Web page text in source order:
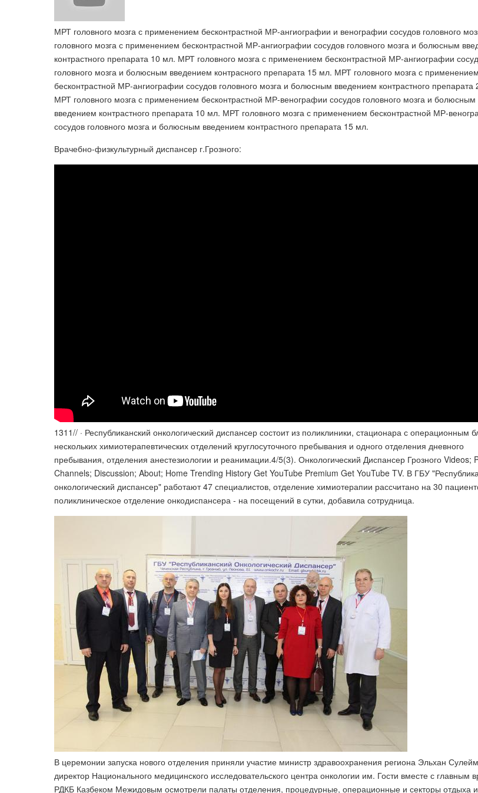
МРТ головного мозга с применением бесконтрастной МР-ангиографии и венографии сосудов головного
головного мозга с применением бесконтрастной МР-ангиографии сосудов головного мозга и болюсным
контрастного препарата 10 мл. МРТ головного мозга с применением бесконтрастной МР-ангиографии
головного мозга и болюсным введением контрасного препарата 15 мл. МРТ головного мозга с применением
бесконтрастной МР-ангиографии сосудов головного мозга и болюсным введением контрастного препарата
МРТ головного мозга с применением бесконтрастной МР-венографии сосудов головного мозга и болюсным
введением контрастного препарата 10 мл. МРТ головного мозга с применением бесконтрастной МР-
сосудов головного мозга и болюсным введением контрастного препарата 15 мл.
Врачебно-физкультурный диспансер г.Грозного:
13‏‏/11‏‏/ · Республиканский онкологический диспансер состоит из поликлиники, стационара с операционным блоком,
нескольких химиотерапевтических отделений круглосуточного пребывания и одного отделения дневного
пребывания, отделения анестезиологии и реанимации.4/5(3). Онкологический Диспансер Грозного Videos;
Channels; Discussion; About; Home Trending History Get YouTube Premium Get YouTube TV. В ГБУ
онкологический диспансер" работают 47 специалистов, отделение химиотерапии рассчитано на 30
поликлиническое отделение онкодиспансера - на посещений в сутки, добавила сотрудница.
В церемонии запуска нового отделения приняли участие министр здравоохранения региона Эльхан
директор Национального медицинского исследовательского центра онкологии им. Гости вместе с главным
РДКБ Казбеком Межидовым осмотрели палаты отделения, процедурные, операционные и секторы отдыха и